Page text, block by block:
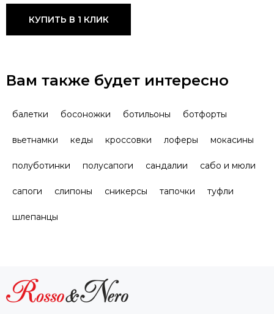
КУПИТЬ В 1 КЛИК
Вам также будет интересно
балетки босоножки ботильоны ботфорты
вьетнамки кеды кроссовки лоферы мокасины
полуботинки полусапоги сандалии сабо и мюли
сапоги слипоны сникерсы тапочки туфли
шлепанцы